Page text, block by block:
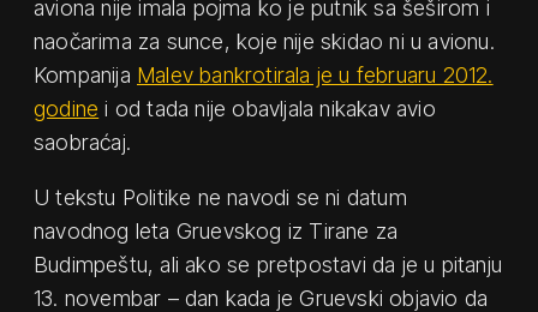
aviona nije imala pojma ko je putnik sa šeširom i
naočarima za sunce, koje nije skidao ni u avionu.
Kompanija Malev bankrotirala je u februaru 2012.
godine i od tada nije obavljala nikakav avio
saobraćaj.
U tekstu Politike ne navodi se ni datum
navodnog leta Gruevskog iz Tirane za
Budimpeštu, ali ako se pretpostavi da je u pitanju
13. novembar – dan kada je Gruevski objavio da